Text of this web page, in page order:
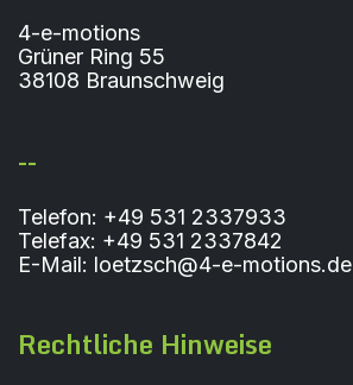
4-e-motions
Grüner Ring 55
38108 Braunschweig
--
Telefon: +49 531 2337933
Telefax: +49 531 2337842
E-Mail: loetzsch@4-e-motions.de
Rechtliche Hinweise